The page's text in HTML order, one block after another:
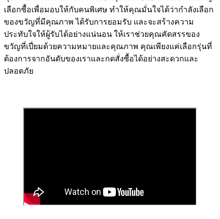
เลือกซื้อเพื่อมอบให้กับคนพิเศษ ทำให้คุณมั่นใจได้ว่ากำลังเลือก
ของขวัญที่มีคุณภาพ ได้รับการยอมรับ และจะสร้างความ
ประทับใจให้ผู้รับได้อย่างแน่นอน ให้เราช่วยคุณคัดสรรของ
ขวัญที่เปี่ยมด้วยความหมายและคุณภาพ คุณเพียงแค่เลือกรุ่นที่
ต้องการจากอันดับของเราและกดสั่งซื้อได้อย่างสะดวกและ
ปลอดภัย